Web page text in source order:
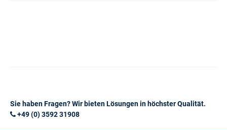
Sie haben Fragen? Wir bieten Lösungen in höchster Qualität.
+49 (0) 3592 31908